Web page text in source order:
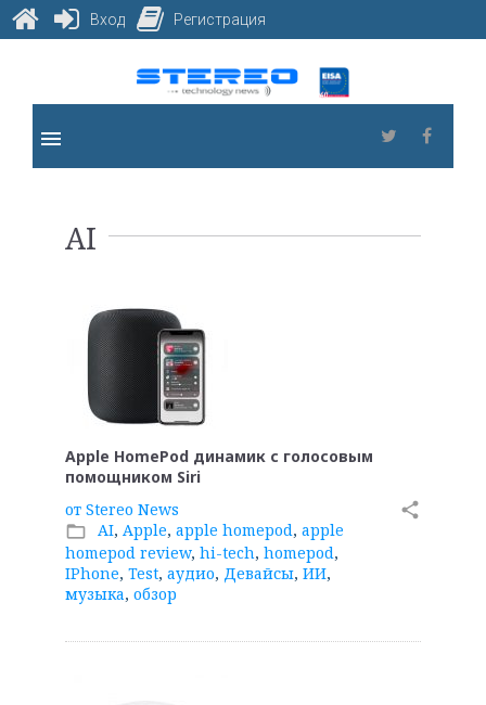
content
Twitter
menu
AI
AI
Apple HomePod динамик с голосовым
помощником Siri
от Stereo News
folder_open AI, Apple, apple homepod, apple
homepod review, hi-tech, homepod,
IPhone, Test, аудио, Девайсы, ИИ,
музыка, обзор
share
Вход Регистрация